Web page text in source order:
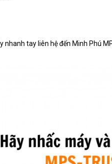
nhanh tay liên hệ đến Minh Phú